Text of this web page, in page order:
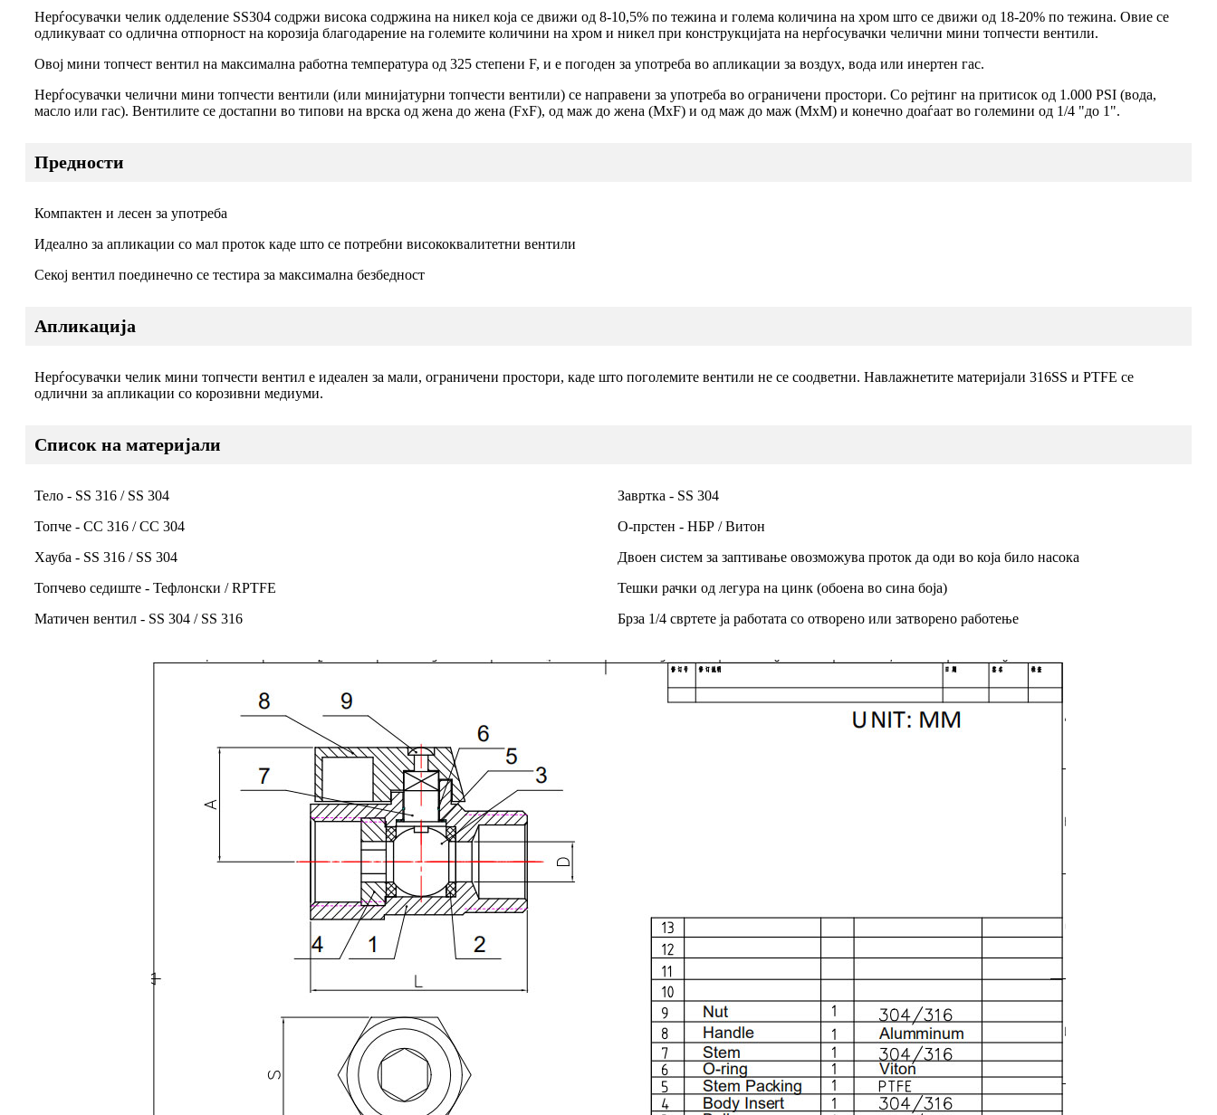
Нерѓосувачки челик одделение SS304 содржи висока содржина на никел која се движи од 8-10,5% по тежина и голема количина на хром што се движи од 18-20% по тежина. Овие се
одликуваат со одлична отпорност на корозија благодарение на големите количини на хром и никел при конструкцијата на нерѓосувачки челични мини топчести вентили.
Овој мини топчест вентил на максимална работна температура од 325 степени F, и е погоден за употреба во апликации за воздух, вода или инертен гас.
Нерѓосувачки челични мини топчести вентили (или минијатурни топчести вентили) се направени за употреба во ограничени простори. Со рејтинг на притисок од 1.000 PSI (вода,
масло или гас). Вентилите се достапни во типови на врска од жена до жена (FxF), од маж до жена (MxF) и од маж до маж (MxM) и конечно доаѓаат во големини од 1/4 "до 1".
Предности
Компактен и лесен за употреба
Идеално за апликации со мал проток каде што се потребни висококвалитетни вентили
Секој вентил поединечно се тестира за максимална безбедност
Апликација
Нерѓосувачки челик мини топчести вентил е идеален за мали, ограничени простори, каде што поголемите вентили не се соодветни. Навлажнетите материјали 316SS и PTFE се
одлични за апликации со корозивни медиуми.
Список на материјали
Тело - SS 316 / SS 304
Топче - СС 316 / СС 304
Хауба - SS 316 / SS 304
Топчево седиште - Тефлонски / RPTFE
Матичен вентил - SS 304 / SS 316
Завртка - SS 304
О-прстен - НБР / Витон
Двоен систем за заптивање овозможува проток да оди во која било насока
Тешки рачки од легура на цинк (обоена во сина боја)
Брза 1/4 свртете ја работата со отворено или затворено работење